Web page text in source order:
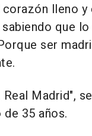
lleno y
que
ser
Madrid",
35 años.